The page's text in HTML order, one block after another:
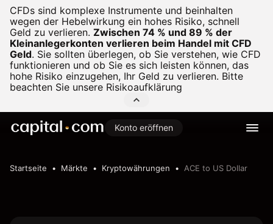
CFDs sind komplexe Instrumente und beinhalten
wegen der Hebelwirkung ein hohes Risiko, schnell
Geld zu verlieren. Zwischen 74 % und 89 % der
Kleinanlegerkonten verlieren beim Handel mit CFD
Geld. Sie sollten überlegen, ob Sie verstehen, wie CFD
funktionieren und ob Sie es sich leisten können, das
hohe Risiko einzugehen, Ihr Geld zu verlieren. Bitte
beachten Sie unsere Risikoaufklärung
Konto eröffnen
Startseite Märkte Kryptowährungen ACE to US Dollar